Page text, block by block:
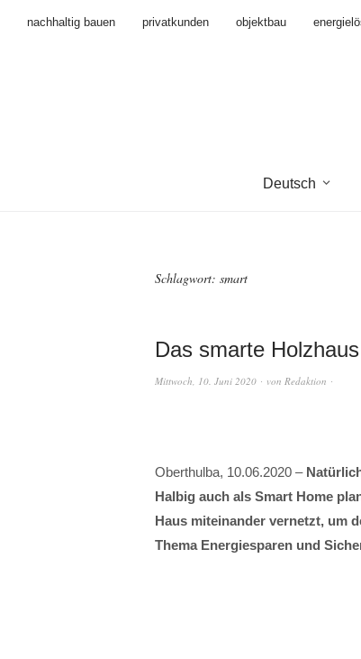
nachhaltig bauen privatkunden objektbau
Deutsch
Schlagwort: smart
Das smarte
Mittwoch, 10. Juni 2020 von Redaktion
Oberthulba, 10.06.2020 –
Halbig auch als Smart Home
Haus miteinander vernetzt, um
Thema Energiesparen und